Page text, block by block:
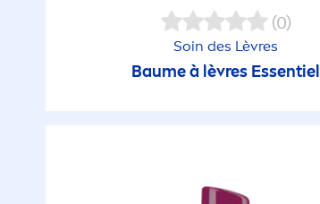
(0)
Soin des Lèvres
Baume à lèvres Essentiel